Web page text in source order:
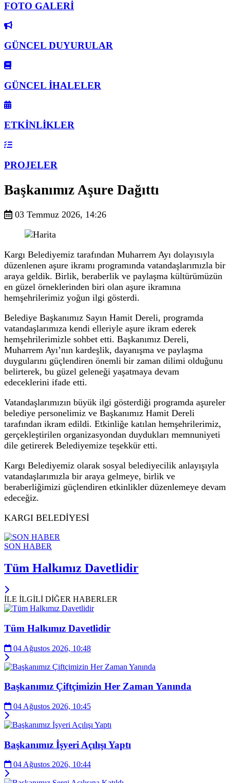
FOTO GALERİ
GÜNCEL DUYURULAR
GÜNCEL İHALELER
ETKİNLİKLER
PROJELER
Başkanımız Aşure Dağıttı
03 Temmuz 2026, 14:26
Kargı Belediyemiz tarafından Muharrem Ayı dolayısıyla
düzenlenen aşure ikramı programında vatandaşlarımızla bir
araya geldik. Birlik, beraberlik ve paylaşma kültürümüzün
en güzel örneklerinden biri olan aşure ikramına
hemşehrilerimiz yoğun ilgi gösterdi.
Belediye Başkanımız Sayın Hamit Dereli, programda
vatandaşlarımıza kendi elleriyle aşure ikram ederek
hemşehrilerimizle sohbet etti. Başkanımız Dereli,
Muharrem Ayı’nın kardeşlik, dayanışma ve paylaşma
duygularını güçlendiren önemli bir zaman dilimi olduğunu
belirterek, bu güzel geleneği yaşatmaya devam
edeceklerini ifade etti.
Vatandaşlarımızın büyük ilgi gösterdiği programda aşureler
belediye personelimiz ve Başkanımız Hamit Dereli
tarafından ikram edildi. Etkinliğe katılan hemşehrilerimiz,
gerçekleştirilen organizasyondan duydukları memnuniyeti
dile getirerek Belediyemize teşekkür etti.
Kargı Belediyemiz olarak sosyal belediyecilik anlayışıyla
vatandaşlarımızla bir araya gelmeye, birlik ve
beraberliğimizi güçlendiren etkinlikler düzenlemeye devam
edeceğiz.
KARGI BELEDİYESİ
SON HABER
Tüm Halkımız Davetlidir
İLE İLGİLİ DİĞER HABERLER
Tüm Halkımız Davetlidir
04 Ağustos 2026, 10:48
Başkanımız Çiftçimizin Her Zaman Yanında
04 Ağustos 2026, 10:45
Başkanımız İşyeri Açılışı Yaptı
04 Ağustos 2026, 10:44